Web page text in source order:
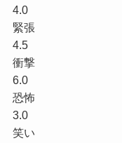
4.0
緊張
4.5
衝撃
6.0
恐怖
3.0
笑い